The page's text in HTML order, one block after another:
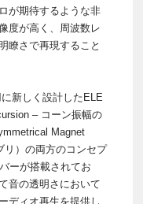
が期待するような非
度が高く、周波数レ
瞭さで再現すること
新しく設計したELE
– コーン振幅の
Magnet
）の両方のコンセプ
ーが搭載されてお
音の透明さにおいて
ディオ再生を提供し